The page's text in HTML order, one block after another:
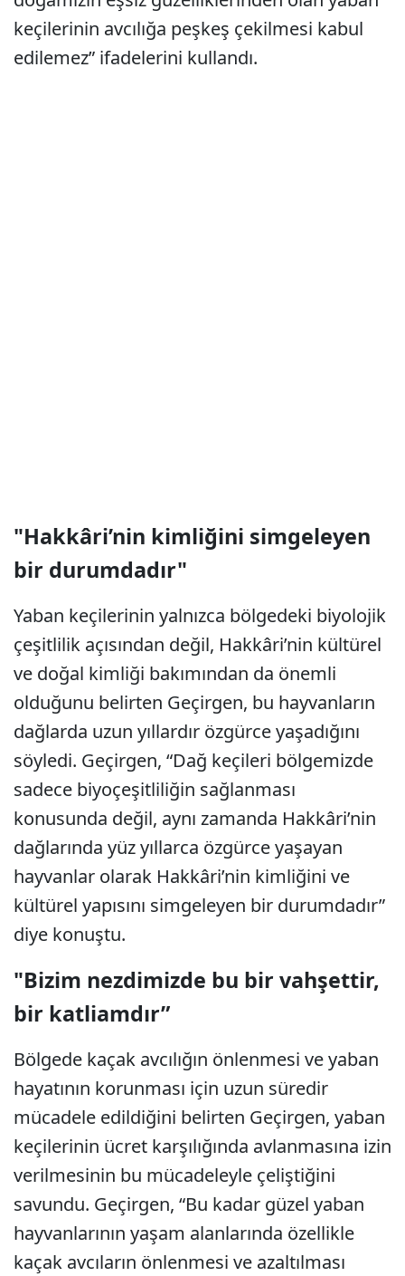
keçilerinin avcılığa peşkeş çekilmesi kabul
edilemez” ifadelerini kullandı.
"Hakkâri’nin kimliğini simgeleyen
bir durumdadır"
Yaban keçilerinin yalnızca bölgedeki biyolojik
çeşitlilik açısından değil, Hakkâri’nin kültürel
ve doğal kimliği bakımından da önemli
olduğunu belirten Geçirgen, bu hayvanların
dağlarda uzun yıllardır özgürce yaşadığını
söyledi. Geçirgen, “Dağ keçileri bölgemizde
sadece biyoçeşitliliğin sağlanması
konusunda değil, aynı zamanda Hakkâri’nin
dağlarında yüz yıllarca özgürce yaşayan
hayvanlar olarak Hakkâri’nin kimliğini ve
kültürel yapısını simgeleyen bir durumdadır”
diye konuştu.
"Bizim nezdimizde bu bir vahşettir,
bir katliamdır”
Bölgede kaçak avcılığın önlenmesi ve yaban
hayatının korunması için uzun süredir
mücadele edildiğini belirten Geçirgen, yaban
keçilerinin ücret karşılığında avlanmasına izin
verilmesinin bu mücadeleyle çeliştiğini
savundu. Geçirgen, “Bu kadar güzel yaban
hayvanlarının yaşam alanlarında özellikle
kaçak avcıların önlenmesi ve azaltılması